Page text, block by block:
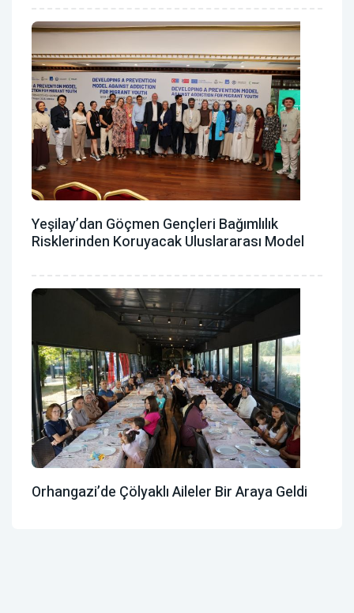
Yeşilay’dan Göçmen Gençleri Bağımlılık
Risklerinden Koruyacak Uluslararası Model
Orhangazi’de Çölyaklı Aileler Bir Araya Geldi